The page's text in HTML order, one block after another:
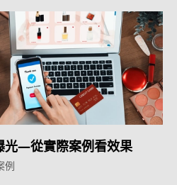
光—從實際案例看效果
例